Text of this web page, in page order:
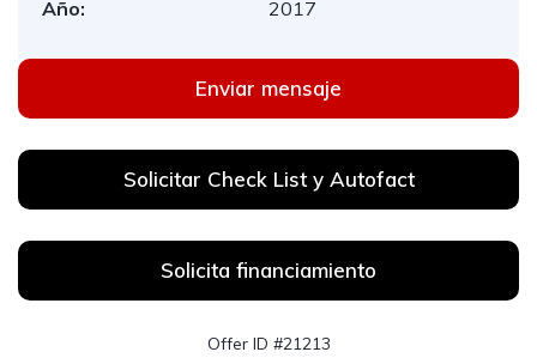
Año:
2017
Enviar mensaje
Solicitar Check List y Autofact
Solicita financiamiento
Offer ID #21213